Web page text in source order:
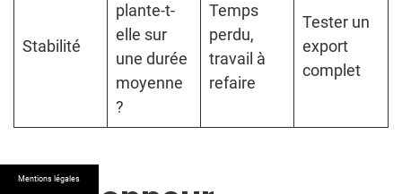
Mentions légales
Stabilité
plante-t-
elle sur
une durée
moyenne
?
Temps
perdu,
travail à
refaire
Tester un
export
complet